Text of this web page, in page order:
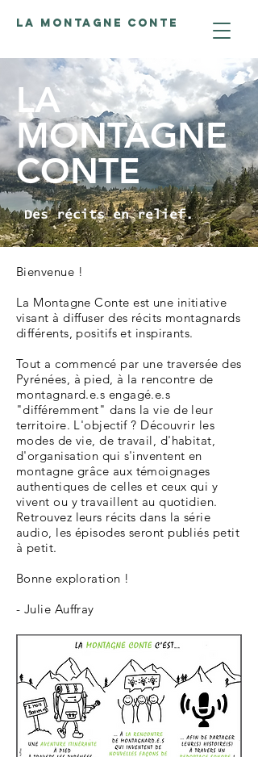
LA MONTAGNE CONTE
LA
MONTAGNE
CONTE
Des récits en relief.
Bienvenue !
La Montagne Conte est une initiative
visant à diffuser des récits montagnards
différents, positifs et inspirants.
Tout a commencé par une traversée des
Pyrénées, à pied, à la rencontre de
montagnard.e.s engagé.e.s
"différemment" dans la vie de leur
territoire. L'objectif ? Découvrir les
modes de vie, de travail, d'habitat,
d'organisation qui s'inventent en
montagne grâce aux témoignages
authentiques de celles et ceux qui y
vivent ou y travaillent au quotidien.
Retrouvez leurs récits dans la série
audio, les épisodes seront publiés petit
à petit.
Bonne exploration !
- Julie Auffray